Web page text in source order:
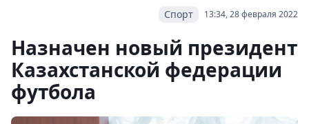
13:34, 28 февраля 2022
Спорт
Назначен новый президент
Казахстанской федерации
футбола